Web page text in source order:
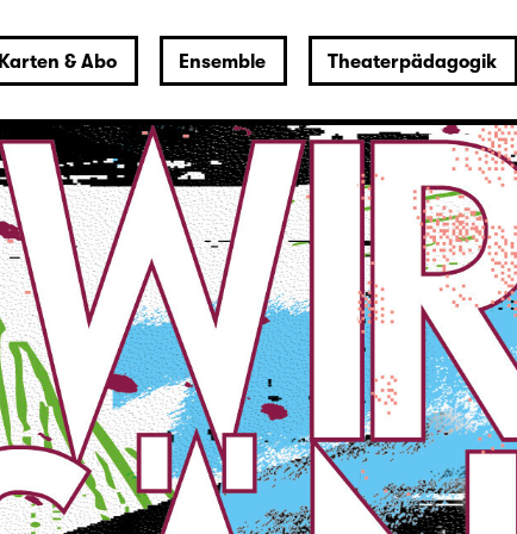
Karten & Abo Ensemble Theaterpädagogik
So., 23.08.
Ich denk schon
wieder (nur an dich)
(UA)
OPEN-AIR-THEATER
Ausverkauft
evtl. Restkarten an der Abendkasse